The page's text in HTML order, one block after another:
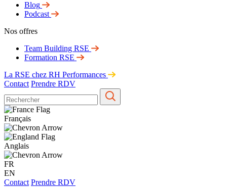
Blog
Podcast
Nos offres
Team Building RSE
Formation RSE
La RSE chez RH Performances
Contact Prendre RDV
Français
Anglais
FR
EN
Contact Prendre RDV